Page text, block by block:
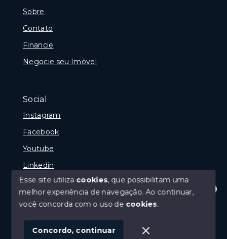
Olá! Estamos disponíveis para te ajudar.
Sobre
Contato
Financie
Negocie seu Imóvel
Social
Instagram
Facebook
Youtube
Linkedin
© Copyright 2026 - Reginaldo Polenta - CRECI 31.630
SITE PARA IMOBILIARIA
Esse site utiliza cookies, que possibilitam uma
melhor experiência de navegação.Ao continuar,
você concorda com o uso de cookies.
Concordo, continuar